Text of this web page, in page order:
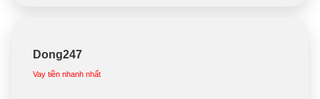
Dong247
Vay tiền nhanh nhất